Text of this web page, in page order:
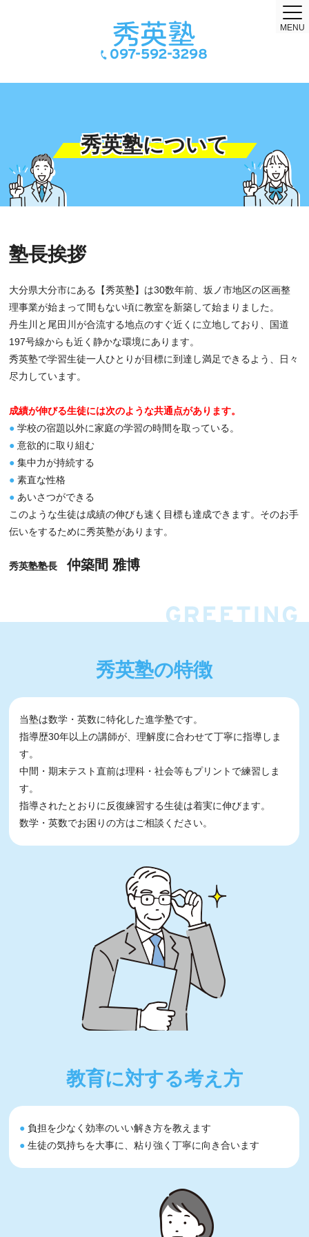
097-592-3298
MENU
秀英塾について
塾長挨拶
大分県大分市にある【秀英塾】は30数年前、坂ノ市地区の区画整
理事業が始まって間もない頃に教室を新築して始まりました。
丹生川と尾田川が合流する地点のすぐ近くに立地しており、国道
197号線からも近く静かな環境にあります。
秀英塾で学習生徒一人ひとりが目標に到達し満足できるよう、日々
尽力しています。
成績が伸びる生徒には次のような共通点があります。
● 学校の宿題以外に家庭の学習の時間を取っている。
● 意欲的に取り組む
● 集中力が持続する
● 素直な性格
● あいさつができる
このような生徒は成績の伸びも速く目標も達成できます。そのお手
伝いをするために秀英塾があります。
秀英塾塾長仲築間 雅博
秀英塾の特徴
当塾は数学・英数に特化した進学塾です。
指導歴30年以上の講師が、理解度に合わせて丁寧に指導しま
す。
中間・期末テスト直前は理科・社会等もプリントで練習しま
す。
指導されたとおりに反復練習する生徒は着実に伸びます。
数学・英数でお困りの方はご相談ください。
教育に対する考え方
● 負担を少なく効率のいい解き方を教えます
● 生徒の気持ちを大事に、粘り強く丁寧に向き合います